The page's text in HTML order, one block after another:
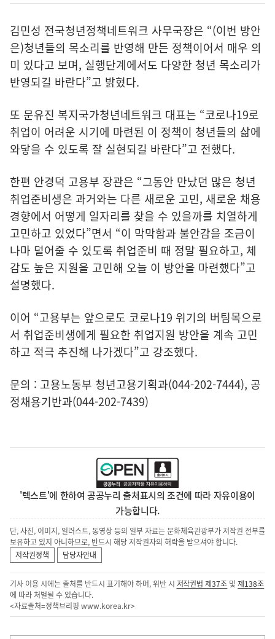
김민성 전국청년정책네트워크 사무국장은 “(이번 방안
은)청년들의 목소리를 반영해 만든 정책이어서 매우 의
미 있다고 보며, 실행단계에서도 다양한 청년 목소리가
반영되길 바란다”고 밝혔다.
또 문유진 복지국가청년네트워크 대표는 “코로나19로
취업이 어려운 시기에 마련된 이 정책이 청년들의 삶에
와닿을 수 있도록 잘 실현되길 바란다”고 전했다.
한편 안경덕 고용부 장관은 “그동안 만났던 많은 청년
취업준비생은 과거와는 다른 새로운 고민, 새로운 채용
경향에서 어떻게 일자리를 찾을 수 있을까를 치열하게
고민하고 있었다”면서 “이 막막함과 불안감을 조금이
나마 덜어줄 수 있도록 취업준비 때 정말 필요하고, 체
감도 높은 지원을 고민해 오늘 이 방안을 마련했다”고
설명했다.
이어 “고용부는 앞으로도 코로나19 위기의 버팀목으로
서 취업준비생에게 필요한 취업지원 방안을 계속 고민
하고 적극 추진해 나가겠다”고 강조했다.
문의 : 고용노동부 청년고용기획과(044-202-7444), 공
정채용기반과(044-202-7439)
'텍스트'에 한하여 공공누리 출처표시의 조건에 따라 자유이용이
가능합니다.
단, 사진, 이미지, 일러스트, 동영상 등의 일부 자료는 문화체육관광부가 저작권 전부를
보유하고 있지 아니하므로, 반드시 해당 저작권자의 허락을 받으셔야 합니다.
저작권정책
담당자안내
기사 이용 시에는 출처를 반드시 표기해야 하며, 위반 시 저작권법 제37조 및제138조
에 따라 처벌될 수 있습니다.
<자료출처=정책브리핑 www.korea.kr>